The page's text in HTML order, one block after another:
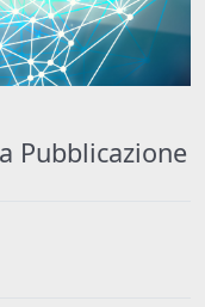
Pubblicazione